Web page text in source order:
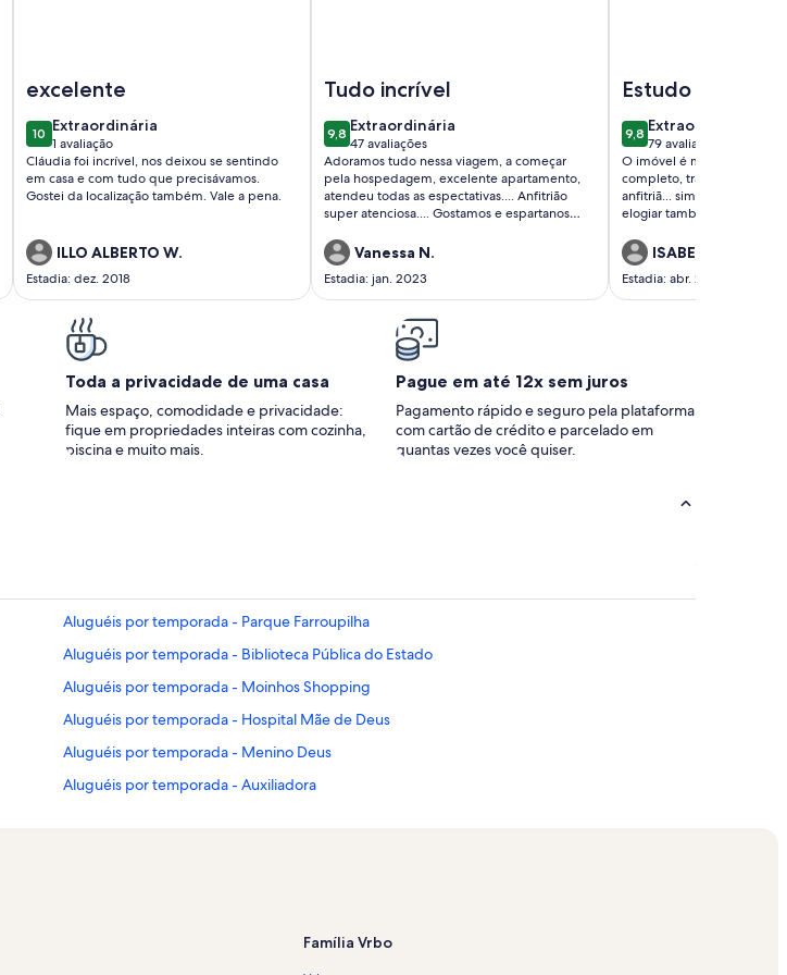
excelente
1010 de 10
Extraordinária
extraordinária
1 avaliação
(1
avaliação)
Cláudia foi incrível, nos deixou se sentindo
em casa e com tudo que precisávamos.
Gostei da localização também. Vale a pena.
ILLO ALBERTO W.
Estadia: dez. 2018
Tudo incrível
9,89,8 de 10
Extraordinária
extraordinária
47 avaliações
(47
avaliações)
Adoramos tudo nessa viagem, a começar
pela hospedagem, excelente apartamento,
atendeu todas as espectativas.... Anfitrião
super atenciosa.... Gostamos e espartanos
Vanessa N.
Estadia: jan. 2023
Estudo e
9,89,8 de 10
Extraordinária
extraordinária
79 avaliações
(79
avaliações)
O imóvel é muito
completo, tranquilo.
anfitriã... simpática,
elogiar também o
sempre oferecendo ajuda
Voltarei , com certeza.
ISABEL B.
Estadia: abr. 2022
Toda a privacidade de uma casa
Mais espaço, comodidade e privacidade:
fique em propriedades inteiras com cozinha,
piscina e muito mais.
Pague em até 12x sem juros
Pagamento rápido e seguro pela plataforma
com cartão de crédito e parcelado em
quantas vezes você quiser.
Aluguéis por temporada - Parque Farroupilha
Aluguéis por temporada - Biblioteca Pública do Estado
Aluguéis por temporada - Moinhos Shopping
Aluguéis por temporada - Hospital Mãe de Deus
Aluguéis por temporada - Menino Deus
Aluguéis por temporada - Auxiliadora
Aluguéis por temporada - Parque Marinha do Brasil
Família Vrbo